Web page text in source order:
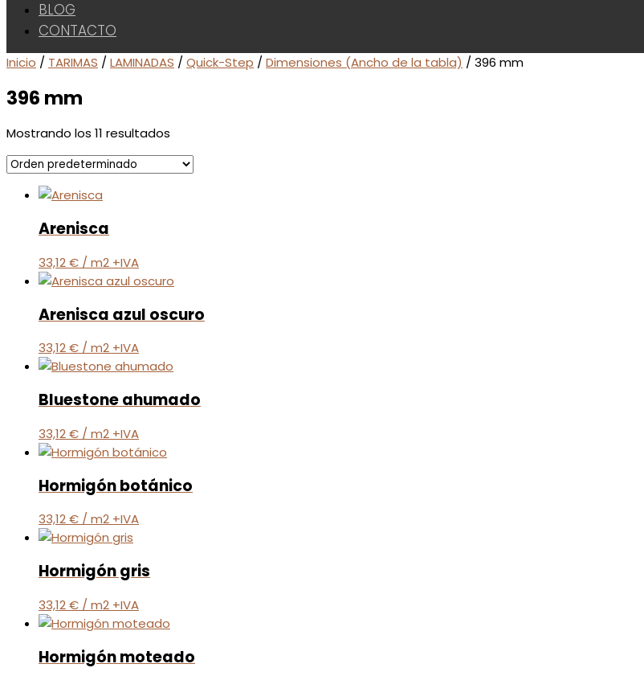
BLOG
CONTACTO
Inicio / TARIMAS / LAMINADAS / Quick-Step / Dimensiones (Ancho de la tabla) / 396 mm
396 mm
Mostrando los 11 resultados
Arenisca
33,12€ / m2 +IVA
Arenisca azul oscuro
33,12€ / m2 +IVA
Bluestone ahumado
33,12€ / m2 +IVA
Hormigón botánico
33,12€ / m2 +IVA
Hormigón gris
33,12€ / m2 +IVA
Hormigón moteado